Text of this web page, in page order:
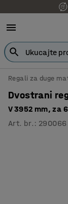
Regali za duge
Dvostrani
V 3952 mm, za
Art. br. : 290066